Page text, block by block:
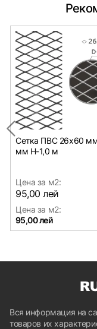
Сетка ПВС 26х60
мм H-1,0 м
Цена за м2:
95,00 лей
Цена за м2:
95,00 лей
Вся информация на
товаров их